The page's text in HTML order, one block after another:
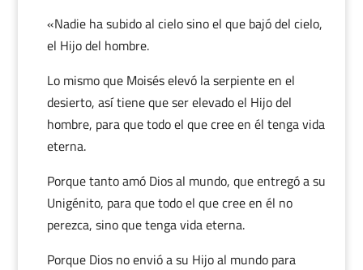
«Nadie ha subido al cielo sino el que bajó del cielo,
el Hijo del hombre.
Lo mismo que Moisés elevó la serpiente en el
desierto, así tiene que ser elevado el Hijo del
hombre, para que todo el que cree en él tenga vida
eterna.
Porque tanto amó Dios al mundo, que entregó a su
Unigénito, para que todo el que cree en él no
perezca, sino que tenga vida eterna.
Porque Dios no envió a su Hijo al mundo para